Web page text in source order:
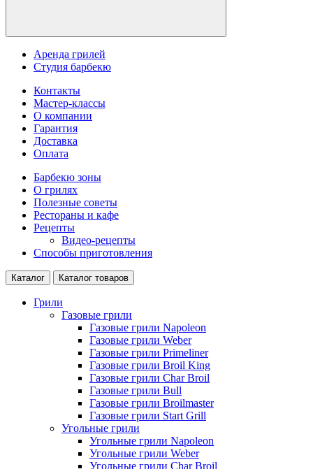
Аренда грилей
Студия барбекю
Контакты
Мастер-классы
О компании
Гарантия
Доставка
Оплата
Барбекю зоны
О грилях
Полезные советы
Рестораны и кафе
Рецепты
Видео-рецепты
Способы приготовления
Каталог Каталог товаров
Грили
Газовые грили
Газовые грили Napoleon
Газовые грили Weber
Газовые грили Primeliner
Газовые грили Broil King
Газовые грили Char Broil
Газовые грили Bull
Газовые грили Broilmaster
Газовые грили Start Grill
Угольные грили
Угольные грили Napoleon
Угольные грили Weber
Угольные грили Char Broil